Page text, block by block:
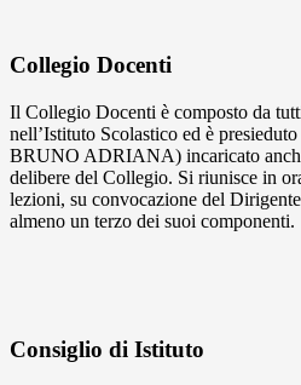
Collegio Docenti
Il Collegio Docenti è composto da
nell’Istituto Scolastico ed è
BRUNO ADRIANA) incaricato
delibere del Collegio. Si riunisce in
lezioni, su convocazione del
almeno un terzo dei suoi componenti.
Consiglio di Istituto